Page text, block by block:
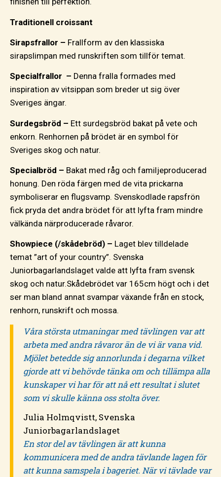
Traditionell croissant
Sirapsfrallor – Frallform av den klassiska
sirapslimpan med runskriften som tillför temat.
Specialfrallor – Denna fralla formades med
inspiration av vitsippan som breder ut sig över
Sveriges ängar.
Surdegsbröd – Ett surdegsbröd bakat på vete och
enkorn. Renhornen på brödet är en symbol för
Sveriges skog och natur.
Specialbröd – Bakat med råg och familjeproducerad
honung. Den röda färgen med de vita prickarna
symboliserar en flugsvamp. Svenskodlade rapsfrön
fick pryda det andra brödet för att lyfta fram mindre
välkända närproducerade råvaror.
Showpiece (/skådebröd) – Laget blev tilldelade
temat ”art of your country”. Svenska
Juniorbagarlandslaget valde att lyfta fram svensk
skog och natur.Skådebrödet var 165cm högt och i det
ser man bland annat svampar växande från en stock,
renhorn, runskrift och mossa.
Våra största utmaningar med tävlingen var att
arbeta med andra råvaror än de vi är vana vid.
Mjölet betedde sig annorlunda i degarna vilket
gjorde att vi behövde tänka om och tillämpa alla
kunskaper vi har för att nå ett resultat i slutet
som vi skulle känna oss stolta över.
Julia Holmqvistt, Svenska
Juniorbagarlandslaget
En stor del av tävlingen är att kunna
kommunicera med de andra tävlande lagen för
att kunna samspela i bageriet. När vi tävlade var